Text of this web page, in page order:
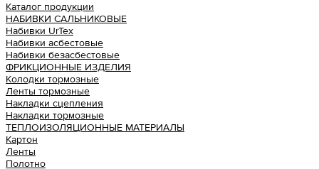
Каталог продукции
НАБИВКИ САЛЬНИКОВЫЕ
Набивки UrTex
Набивки асбестовые
Набивки безасбестовые
ФРИКЦИОННЫЕ ИЗДЕЛИЯ
Колодки тормозные
Ленты тормозные
Накладки сцепления
Накладки тормозные
ТЕПЛОИЗОЛЯЦИОННЫЕ МАТЕРИАЛЫ
Картон
Ленты
Полотно